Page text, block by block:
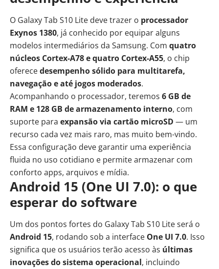
O Galaxy Tab S10 Lite deve trazer o processador
Exynos 1380, já conhecido por equipar alguns
modelos intermediários da Samsung. Com quatro
núcleos Cortex-A78 e quatro Cortex-A55, o chip
oferecedesempenho sólido para multitarefa,
navegação e até jogos moderados.
Acompanhando o processador, teremos 6 GB de
RAM e 128 GB de armazenamento interno, com
suporte para expansão via cartão microSD — um
recurso cada vez mais raro, mas muito bem-vindo.
Essa configuração deve garantir uma experiência
fluida no uso cotidiano e permite armazenar com
conforto apps, arquivos e mídia.
Android 15 (One UI 7.0): o que
esperar do software
Um dos pontos fortes do Galaxy Tab S10 Lite será o
Android 15, rodando sob a interface One UI 7.0. Isso
significa que os usuários terão acesso às últimas
inovações do sistema operacional, incluindo